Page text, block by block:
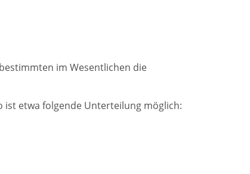
im Wesentlichen die
ist etwa folgende Unterteilung möglich: